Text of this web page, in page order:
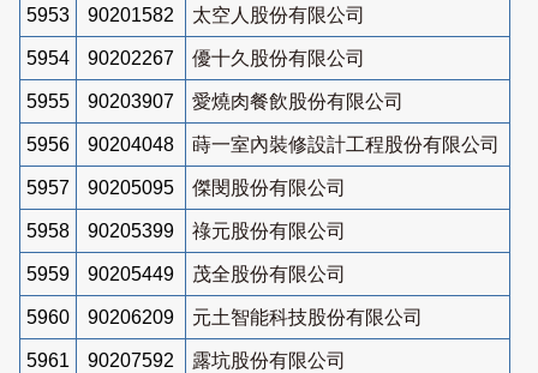
5953 90201582 太空人股份有限公司
5954 90202267 優十久股份有限公司
5955 90203907 愛燒肉餐飲股份有限公司
5956 90204048 蒔一室內裝修設計工程股份有限公司
5957 90205095 傑閔股份有限公司
5958 90205399 祿元股份有限公司
5959 90205449 茂全股份有限公司
5960 90206209 元土智能科技股份有限公司
5961 90207592 露坑股份有限公司